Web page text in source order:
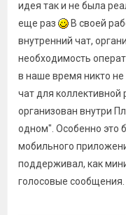
идея так и не была
еще раз
В своей
внутренний чат,
необходимость
в наше время никто не
чат для
организован внутри
одном". Особенно это
мобильного
поддерживал, как
голосовые сообщения.